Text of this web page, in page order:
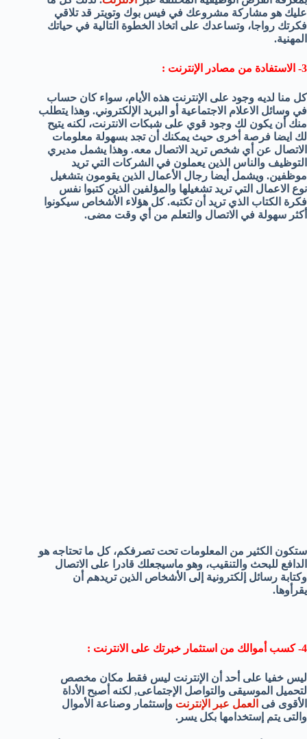
عليك هو مشاركة مشروعك في فيس بوك وتويتر قد تلاقي
فكرتك رواجا، وتساعدك على اتخاذ الخطوة التالية في حياتك
المهنية.
3- الاستفادة من مصادر الإنترنت :
كل منا لديه وجود على الإنترنت هذه الأيام، سواء كان حساب
في وسائل الاعلام الاجتماعية أو البريد الإلكتروني. وهذا يتطلب
منك أن يكون لك وجود قوي على شبكات الانترنت، لكنه يتيح
لك ايضا فرصة أخرى حيث يمكنك أن تجد بسهولة معلومات
الاتصال عن أي شخص تريد الاتصال معه. وهذا يشمل مديري
التوظيف والناس الذين يعملون في الشركات التي تريد
موظفين. ويشمل أيضا رجال الأعمال الذين يقومون بتشغيل
نوع الاعمال التي تريد تشغيلها والمؤلفين الذين كتبوا نفس
فكرة الكتاب الذي تريد أن تكتبه. كل هؤلاء الأشخاص سيكونوا
أكثر سهولة في الاتصال والتعلم من أي وقت مضى.
ستكون الكثير من المعلومات تحت تصرفكم، كل ما تحتاجه هو
الدافع للبحث والتنقيب، وهو ماسيجعلك قادرا على الاتصال
وكتابة رسائل إلكترونية إلى الأشخاص الذين تريدهم أن
يقرأوها.
4- كسب أموالك من استثمار خبرتك على الانترنت :
ليس خفيا على أحد أن الإنترنت ليس فقط مكان مخصص
لتحميل الموسيقى والتواصل الإجتماعى, لكنه أصبح الأداة
الأقوى فى العمل عبر الإنترنت وإستثمار وصناعة الأموال
والتى يتم إستخدامها بكل يسر.